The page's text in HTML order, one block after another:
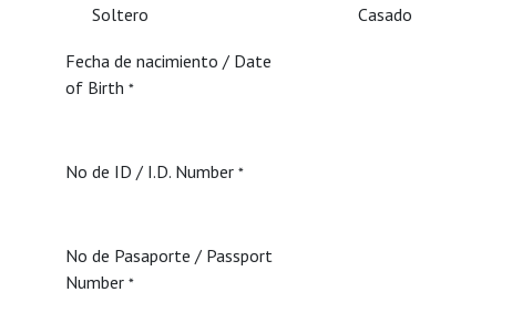
Soltero Casado
Fecha de nacimiento / Date
of Birth *
No de ID / I.D. Number *
No de Pasaporte / Passport
Number *